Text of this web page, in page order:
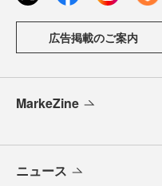
広告掲載のご案内
MarkeZine
ニュース